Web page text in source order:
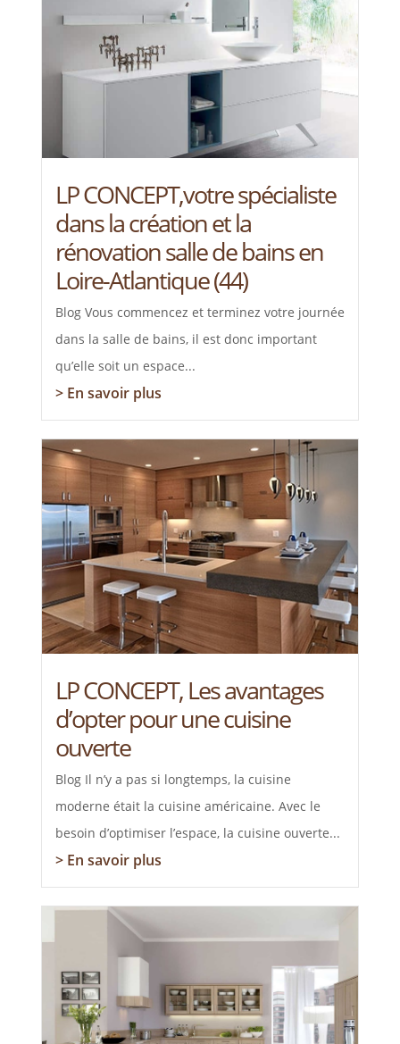
LP CONCEPT,votre spécialiste
dans la création et la
rénovation salle de bains en
Loire-Atlantique (44)
Blog Vous commencez et terminez votre journée
dans la salle de bains, il est donc important
qu’elle soit un espace...
> En savoir plus
LP CONCEPT, Les avantages
d’opter pour une cuisine
ouverte
Blog Il n’y a pas si longtemps, la cuisine
moderne était la cuisine américaine. Avec le
besoin d’optimiser l’espace, la cuisine ouverte...
> En savoir plus